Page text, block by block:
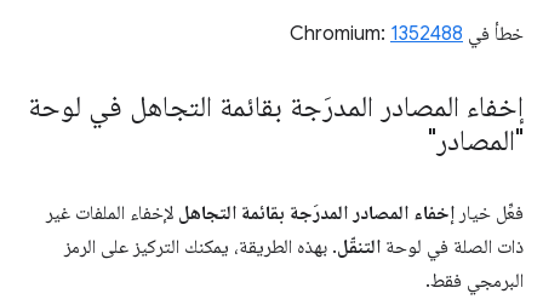
خطأ في Chromium: 1352488
إخفاء المصادر المدرَجة بقائمة التجاهل في لوحة
"المصادر"
فعِّل خيار إخفاء المصادر المدرَجة بقائمة التجاهل لإخفاء الملفات غير
ذات الصلة في لوحة التنقّل. بهذه الطريقة، يمكنك التركيز على الرمز
البرمجي فقط.